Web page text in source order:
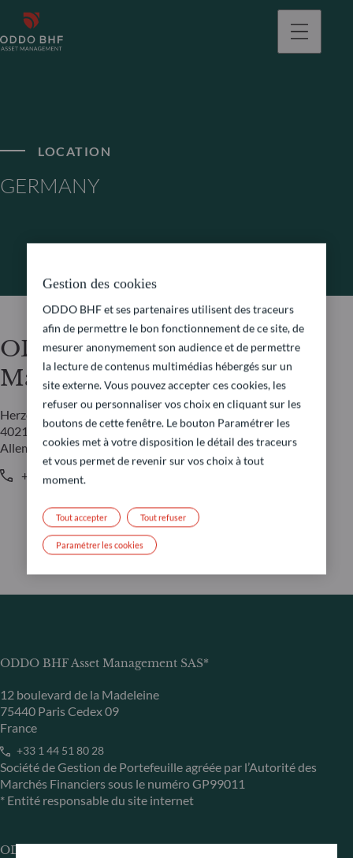
LOCATION
GERMANY
ODDO BHF Asset
Management GmbH
Herzogstraße 15
40217 Düsseldorf
Allemagne
+49 (0) 211 239 24 01
ODDO BHF Asset Management SAS*
12 boulevard de la Madeleine
75440 Paris Cedex 09
France
+33 1 44 51 80 28
Société de Gestion de Portefeuille agréée par l’Autorité des
Marchés Financiers sous le numéro GP99011
* Entité responsable du site internet
ODDO BHF Asset Management GmbH
Gestion des cookies
ODDO BHF et ses partenaires utilisent des traceurs
afin de permettre le bon fonctionnement de ce site, de
mesurer anonymement son audience et de permettre
la lecture de contenus multimédias hébergés sur un
site externe. Vous pouvez accepter ces cookies, les
refuser ou personnaliser vos choix en cliquant sur les
boutons de cette fenêtre. Le bouton Paramétrer les
cookies met à votre disposition le détail des traceurs
et vous permet de revenir sur vos choix à tout
moment.
Tout refuser
Tout accepter
Paramétrer les cookies